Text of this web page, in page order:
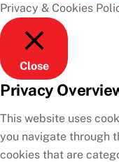
Privacy & Cookies
Close
Privacy
This website uses
you navigate through
cookies that are